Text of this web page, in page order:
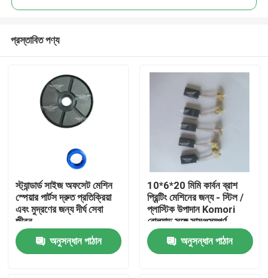
বাড়ি
প্রস্তাবিত পণ্য
স্ট্যান্ডার্ড সাইজ অফসেট মেশিন
স্পেয়ার পার্টস দ্রুত প্রতিক্রিয়া
এবং মুদ্রণের জন্য দীর্ঘ সেবা
জীবন
অনুসন্ধান পাঠান
10*6*20 মিমি কার্বন ব্রাশ
প্রিন্টিং মেশিনের জন্য - স্টিল /
প্লাস্টিক উপাদান Komori
রোল্যান্ড সঙ্গে সামঞ্জস্যপূর্ণ
অনুসন্ধান পাঠান